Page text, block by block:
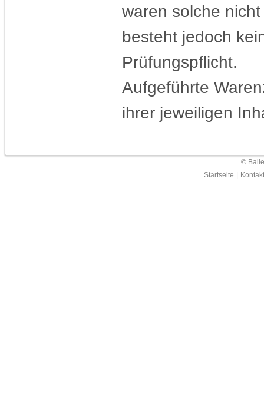
waren solche
besteht jedoch
Prüfungspflicht.
Aufgeführte
ihrer jeweiligen
©
Startseite
Kontakt